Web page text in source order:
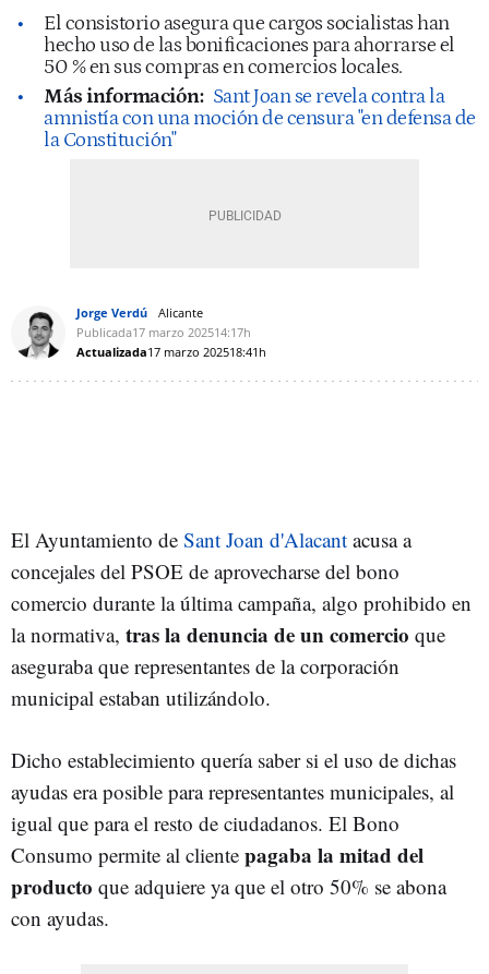
El consistorio asegura que cargos socialistas han
hecho uso de las bonificaciones para ahorrarse el
50 % en sus compras en comercios locales.
Más información: Sant Joan se revela contra la
amnistía con una moción de censura "en defensa de
la Constitución"
Jorge Verdú
Alicante
Publicada17 marzo 202514:17h
Actualizada17 marzo 202518:41h
El Ayuntamiento de Sant Joan d'Alacant acusa a
concejales del PSOE de aprovecharse del bono
comercio durante la última campaña, algo prohibido en
la normativa, tras la denuncia de un comercio que
aseguraba que representantes de la corporación
municipal estaban utilizándolo.
Dicho establecimiento quería saber si el uso de dichas
ayudas era posible para representantes municipales, al
igual que para el resto de ciudadanos. El Bono
Consumo permite al cliente pagaba la mitad del
producto que adquiere ya que el otro 50% se abona
con ayudas.